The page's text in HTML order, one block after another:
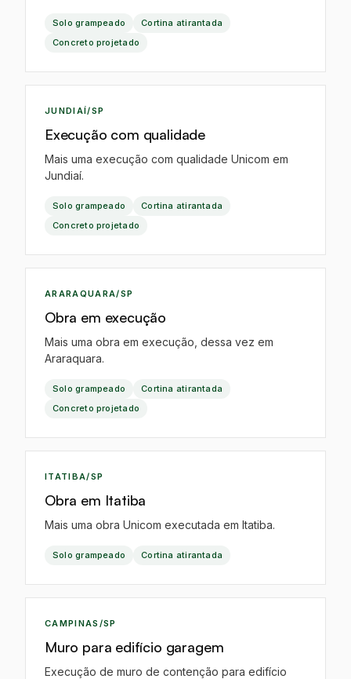
Solo grampeado
Cortina atirantada
Concreto projetado
JUNDIAÍ/SP
Execução com qualidade
Mais uma execução com qualidade Unicom em
Jundiaí.
Solo grampeado
Cortina atirantada
Concreto projetado
ARARAQUARA/SP
Obra em execução
Mais uma obra em execução, dessa vez em
Araraquara.
Solo grampeado
Cortina atirantada
Concreto projetado
ITATIBA/SP
Obra em Itatiba
Mais uma obra Unicom executada em Itatiba.
Solo grampeado Cortina atirantada
CAMPINAS/SP
Muro para edifício garagem
Execução de muro de contenção para edifício